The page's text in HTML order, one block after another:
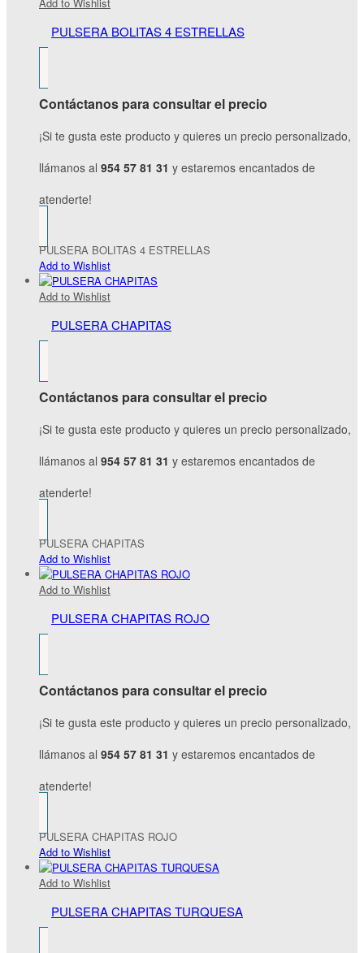
PULSERA BOLITAS 4 ESTRELLAS
Contáctanos para consultar el precio
¡Si te gusta este producto y quieres un precio personalizado,
llámanos al 954 57 81 31 y estaremos encantados de
atenderte!
PULSERA BOLITAS 4 ESTRELLAS
Add to Wishlist
Add to Wishlist
PULSERA CHAPITAS
Contáctanos para consultar el precio
¡Si te gusta este producto y quieres un precio personalizado,
llámanos al 954 57 81 31 y estaremos encantados de
atenderte!
PULSERA CHAPITAS
Add to Wishlist
Add to Wishlist
PULSERA CHAPITAS ROJO
Contáctanos para consultar el precio
¡Si te gusta este producto y quieres un precio personalizado,
llámanos al 954 57 81 31 y estaremos encantados de
atenderte!
PULSERA CHAPITAS ROJO
Add to Wishlist
Add to Wishlist
PULSERA CHAPITAS TURQUESA